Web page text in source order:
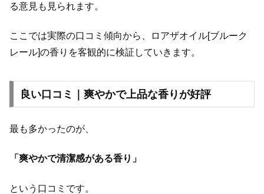
る意見も見られます。
ここでは実際の口コミ傾向から、ロアザオイル[ブルーク
レール]の香りを客観的に検証していきます。
良い口コミ｜爽やかで上品な香りが好評
最も多かったのが、
「爽やかで清潔感がある香り」
という口コミです。